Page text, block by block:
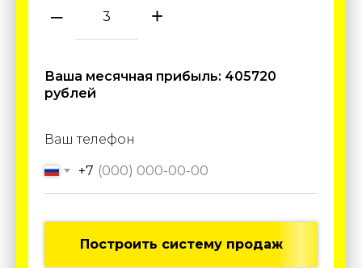
– +
Ваша месячная прибыль: 405720
рублей
Ваш телефон
+7
Построить систему продаж